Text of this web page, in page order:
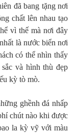
đã bang tặng nơi
chất lên nhau tạo
vì thế mà nơi đây
là nước biển nơi
có thể nhìn thấy
và hình thù đẹp
kỳ tò mò.
ghềnh đá nhấp
chút nào khi được
la kỳ vỹ với màu